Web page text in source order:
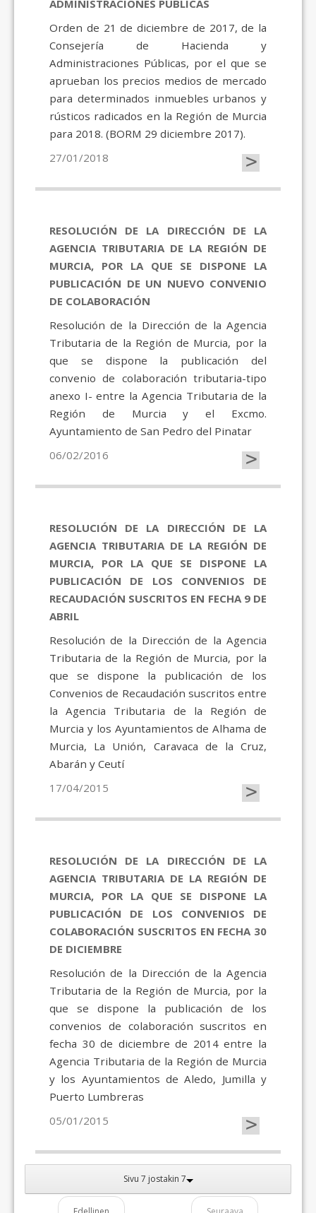
ADMINISTRACIONES PÚBLICAS
Orden de 21 de diciembre de 2017, de la
Consejería de Hacienda y
Administraciones Públicas, por el que se
aprueban los precios medios de mercado
para determinados inmuebles urbanos y
rústicos radicados en la Región de Murcia
para 2018. (BORM 29 diciembre 2017).
27/01/2018
>
RESOLUCIÓN DE LA DIRECCIÓN DE LA
AGENCIA TRIBUTARIA DE LA REGIÓN DE
MURCIA, POR LA QUE SE DISPONE LA
PUBLICACIÓN DE UN NUEVO CONVENIO
DE COLABORACIÓN
Resolución de la Dirección de la Agencia
Tributaria de la Región de Murcia, por la
que se dispone la publicación del
convenio de colaboración tributaria-tipo
anexo I- entre la Agencia Tributaria de la
Región de Murcia y el Excmo.
Ayuntamiento de San Pedro del Pinatar
06/02/2016
>
RESOLUCIÓN DE LA DIRECCIÓN DE LA
AGENCIA TRIBUTARIA DE LA REGIÓN DE
MURCIA, POR LA QUE SE DISPONE LA
PUBLICACIÓN DE LOS CONVENIOS DE
RECAUDACIÓN SUSCRITOS EN FECHA 9 DE
ABRIL
Resolución de la Dirección de la Agencia
Tributaria de la Región de Murcia, por la
que se dispone la publicación de los
Convenios de Recaudación suscritos entre
la Agencia Tributaria de la Región de
Murcia y los Ayuntamientos de Alhama de
Murcia, La Unión, Caravaca de la Cruz,
Abarán y Ceutí
17/04/2015
>
RESOLUCIÓN DE LA DIRECCIÓN DE LA
AGENCIA TRIBUTARIA DE LA REGIÓN DE
MURCIA, POR LA QUE SE DISPONE LA
PUBLICACIÓN DE LOS CONVENIOS DE
COLABORACIÓN SUSCRITOS EN FECHA 30
DE DICIEMBRE
Resolución de la Dirección de la Agencia
Tributaria de la Región de Murcia, por la
que se dispone la publicación de los
convenios de colaboración suscritos en
fecha 30 de diciembre de 2014 entre la
Agencia Tributaria de la Región de Murcia
y los Ayuntamientos de Aledo, Jumilla y
Puerto Lumbreras
05/01/2015
>
Sivu 7 jostakin 7